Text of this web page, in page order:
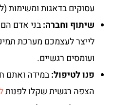
עסוקים בדאגות ומשימות
שיתוף וחברה:בני אדם
לייצר לעצמכם מערכת
ועומסים רגשיים.
פנו לטיפול:במידה ואתם
הצפה רגשית שקלו לפנות